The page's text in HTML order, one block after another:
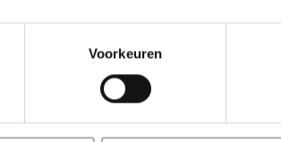
Voorkeuren
B15D Fitting